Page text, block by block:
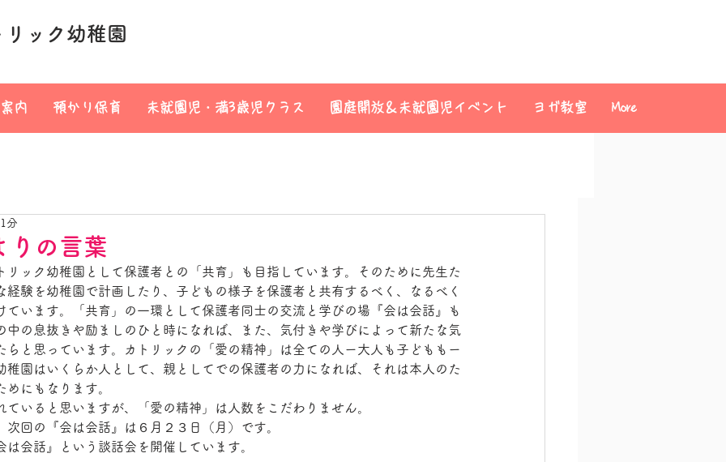
ック幼稚園
内 預かり保育 未就園児・満3歳児クラス 園庭開放＆未就園児イベント ヨガ教室 More
りの言葉
分
リック幼稚園として保護者との「共育」も目指しています。そのために先生た
経験を幼稚園で計画したり、子どもの様子を保護者と共有するべく、なるべく
ています。「共育」の一環として保護者同士の交流と学びの場『会は会話』も
中の息抜きや励ましのひと時になれば、また、気付きや学びによって新たな気
らと思っています。カトリックの「愛の精神」は全ての人ー大人も子どももー
稚園はいくらか人として、親としてでの保護者の力になれば、それは本人のた
にもなります。
ていると思いますが、「愛の精神」は人数をこだわりません。
回の『会は会話』は６月２３日（月）です。
会話』という談話会を開催しています。